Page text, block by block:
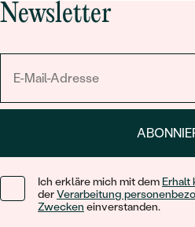
Newsletter
Ich erkläre mich mit dem Erhalt
derVerarbeitung
Zwecken einverstanden.